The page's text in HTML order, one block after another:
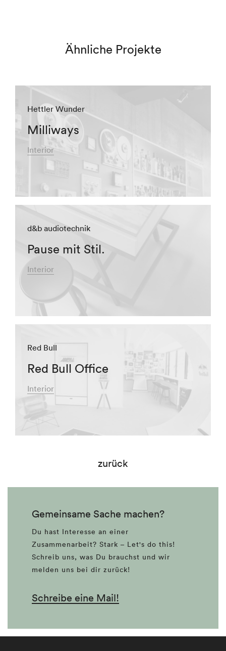
Ähnliche Projekte
Hettler Wunder
Milliways
Interior
d&b audiotechnik
Pause mit Stil.
Interior
Red Bull
Red Bull Office
Interior
zurück
Gemeinsame Sache machen?
Du hast Interesse an einer
Zusammenarbeit? Stark – Let's do this!
Schreib uns, was Du brauchst und wir
melden uns bei dir zurück!
Schreibe eine Mail!